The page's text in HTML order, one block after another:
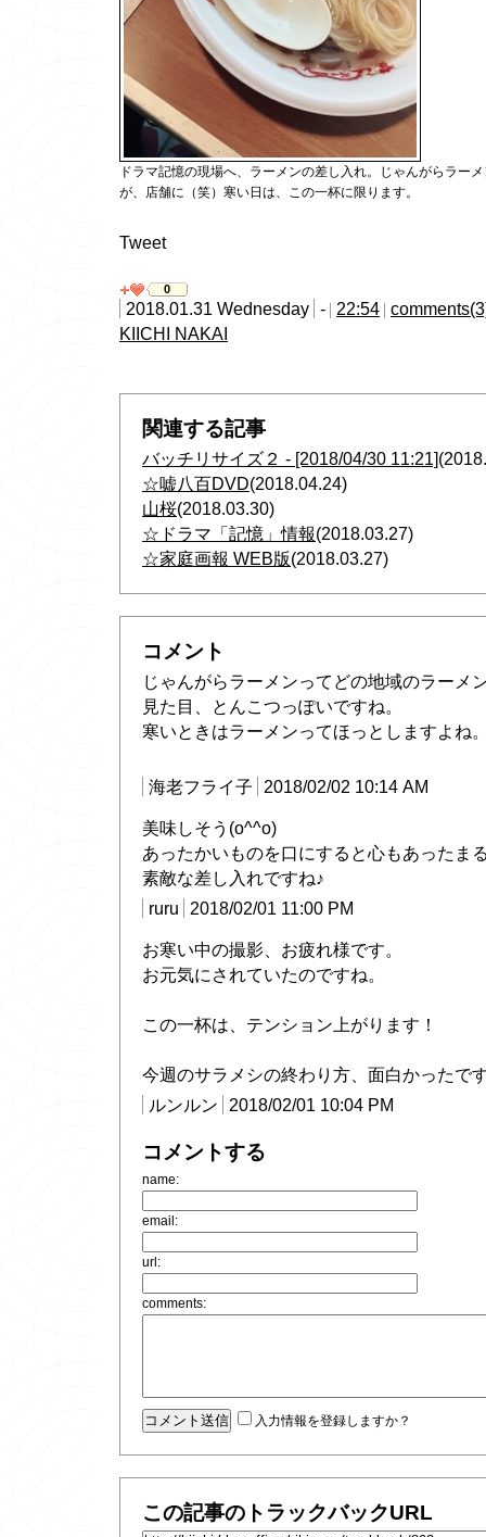
ドラマ記憶の現場へ、ラーメンの差し入れ。じゃんがらラー
が、店舗に（笑）寒い日は、この一杯に限ります。
Tweet
0
2018.01.31 Wednesday - 22:54
KIICHI NAKAI
関連する記事
バッチリサイズ２ - [2018/04/30 11:21]
☆嘘八百DVD(2018.04.24)
山桜(2018.03.30)
☆ドラマ「記憶」情報(2018.03.27)
☆家庭画報 WEB版(2018.03.27)
コメント
じゃんがらラーメンってどの地域のラーメ
見た目、とんこつっぽいですね。
寒いときはラーメンってほっとしますよね
海老フライ子 2018/02/02 10:14 AM
美味しそう(o^^o)
あったかいものを口にすると心もあったま
素敵な差し入れですね♪
ruru
2018/02/01 11:00 PM
お寒い中の撮影、お疲れ様です。
お元気にされていたのですね。
この一杯は、テンション上がります！
今週のサラメシの終わり方、面白かったで
ルンルン
2018/02/01 10:04 PM
コメントする
name:
email:
url:
comments:
入力情報を登録しますか？
この記事のトラックバックURL